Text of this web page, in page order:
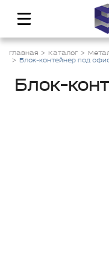
Главная Каталог
Блок-контейнер под
Блок-